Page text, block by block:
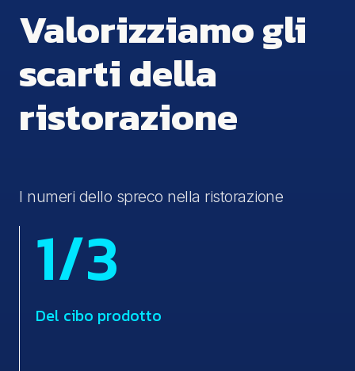
Valorizziamo gli
scarti della
ristorazione
I numeri dello spreco nella ristorazione
1/3
Del cibo prodotto